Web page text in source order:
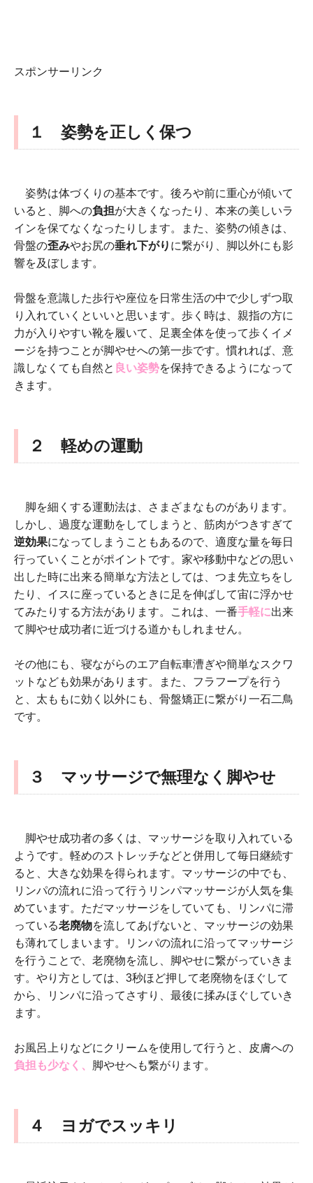
スポンサーリンク
１ 姿勢を正しく保つ
姿勢は体づくりの基本です。後ろや前に重心が傾いて
いると、脚への負担が大きくなったり、本来の美しいラ
インを保てなくなったりします。また、姿勢の傾きは、
骨盤の歪みやお尻の垂れ下がり に繋がり、脚以外にも影
響を及ぼします。
骨盤を意識した歩行や座位を日常生活の中で少しずつ取
り入れていくといいと思います。歩く時は、親指の方に
力が入りやすい靴を履いて、足裏全体を使って歩くイメ
ージを持つことが脚やせへの第一歩です。慣れれば、意
識しなくても自然と 良い姿勢を保持できるようになって
きます。
２ 軽めの運動
脚を細くする運動法は、さまざまなものがあります。
しかし、過度な運動をしてしまうと、筋肉がつきすぎて
逆効果になってしまうこともあるので、適度な量を毎日
行っていくことがポイントです。家や移動中などの思い
出した時に出来る簡単な方法としては、つま先立ちをし
たり、イスに座っているときに足を伸ばして宙に浮かせ
てみたりする方法があります。これは、一番手軽に出来
て脚やせ成功者に近づける道かもしれません。
その他にも、寝ながらのエア自転車漕ぎや簡単なスクワ
ットなども効果があります。また、フラフープを行う
と、太ももに効く以外にも、骨盤矯正に繋がり一石二鳥
です。
３ マッサージで無理なく脚やせ
脚やせ成功者の多くは、マッサージを取り入れている
ようです。軽めのストレッチなどと併用して毎日継続す
ると、大きな効果を得られます。マッサージの中でも、
リンパの流れに沿って行うリンパマッサージが人気を集
めています。ただマッサージをしていても、リンパに滞
っている老廃物を流してあげないと、マッサージの効果
も薄れてしまいます。リンパの流れに沿ってマッサージ
を行うことで、老廃物を流し、脚やせに繋がっていきま
す。やり方としては、3秒ほど押して老廃物をほぐして
から、リンパに沿ってさすり、最後に揉みほぐしていき
ます。
お風呂上りなどにクリームを使用して行うと、皮膚への
負担も少なく、
脚やせへも繋がります。
４ ヨガでスッキリ